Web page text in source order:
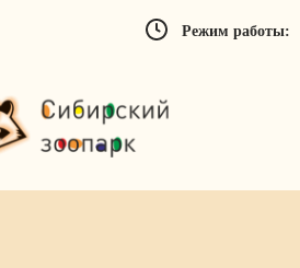
Режим работы: